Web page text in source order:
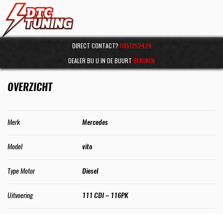
DIRECT CONTACT? 0651252429
DEALER BIJ U IN DE BUURT BEKIJKEN
OVERZICHT
Merk Mercedes
Model vito
Type Motor Diesel
Uitvoering 111 CDI – 116PK